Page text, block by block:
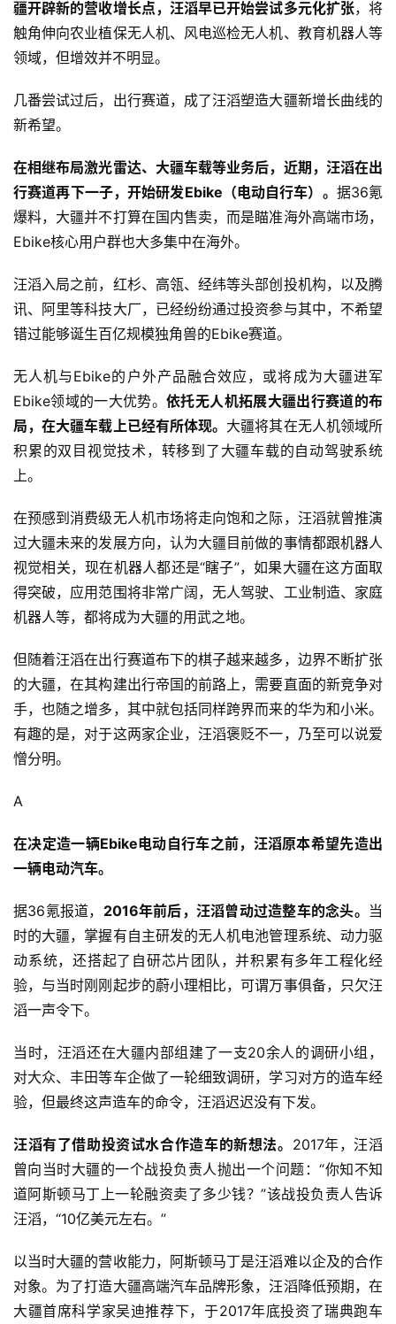
疆开辟新的营收增长点，汪滔早已开始尝试多元化扩张，将
触角伸向农业植保无人机、风电巡检无人机、教育机器人等
领域，但增效并不明显。
几番尝试过后，出行赛道，成了汪滔塑造大疆新增长曲线的
新希望。
在相继布局激光雷达、大疆车载等业务后，近期，汪滔在出
行赛道再下一子，开始研发Ebike（电动自行车）。 据36氪
爆料，大疆并不打算在国内售卖，而是瞄准海外高端市场，
Ebike核心用户群也大多集中在海外。
汪滔入局之前，红杉、高瓴、经纬等头部创投机构，以及腾
讯、阿里等科技大厂，已经纷纷通过投资参与其中，不希望
错过能够诞生百亿规模独角兽的Ebike赛道。
无人机与Ebike的户外产品融合效应，或将成为大疆进军
Ebike领域的一大优势。依托无人机拓展大疆出行赛道的布
局，在大疆车载上已经有所体现。 大疆将其在无人机领域所
积累的双目视觉技术，转移到了大疆车载的自动驾驶系统
上。
在预感到消费级无人机市场将走向饱和之际，汪滔就曾推演
过大疆未来的发展方向，认为大疆目前做的事情都跟机器人
视觉相关，现在机器人都还是“瞎子”，如果大疆在这方面取
得突破，应用范围将非常广阔，无人驾驶、工业制造、家庭
机器人等，都将成为大疆的用武之地。
但随着汪滔在出行赛道布下的棋子越来越多，边界不断扩张
的大疆，在其构建出行帝国的前路上，需要直面的新竞争对
手，也随之增多，其中就包括同样跨界而来的华为和小米。
有趣的是，对于这两家企业，汪滔褒贬不一，乃至可以说爱
憎分明。
A
在决定造一辆Ebike电动自行车之前，汪滔原本希望先造出
一辆电动汽车。
据36氪报道， 2016年前后，汪滔曾动过造整车的念头。 当
时的大疆，掌握有自主研发的无人机电池管理系统、动力驱
动系统，还搭起了自研芯片团队，并积累有多年工程化经
验，与当时刚刚起步的蔚小理相比，可谓万事俱备，只欠汪
滔一声令下。
当时，汪滔还在大疆内部组建了一支20余人的调研小组，
对大众、丰田等车企做了一轮细致调研，学习对方的造车经
验，但最终这声造车的命令，汪滔迟迟没有下发。
汪滔有了借助投资试水合作造车的新想法。 2017年，汪滔
曾向当时大疆的一个战投负责人抛出一个问题：“你知不知
道阿斯顿马丁上一轮融资卖了多少钱？”该战投负责人告诉
汪滔，“10亿美元左右。”
以当时大疆的营收能力，阿斯顿马丁是汪滔难以企及的合作
对象。为了打造大疆高端汽车品牌形象，汪滔降低预期，在
大疆首席科学家吴迪推荐下，于2017年底投资了瑞典跑车